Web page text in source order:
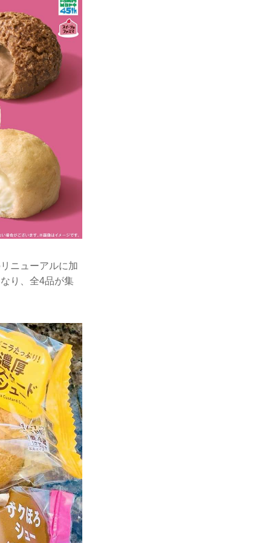
ニューアルに加
り、全4品が集